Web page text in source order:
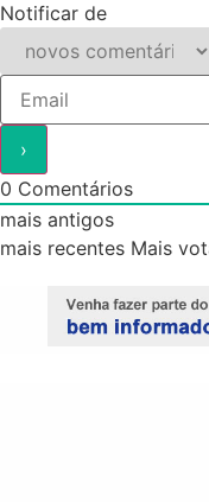
Notificar de
0 Comentários
mais antigos
mais recentes Mais